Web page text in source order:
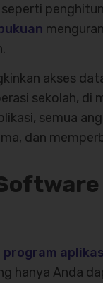
akses
sekolah, di
semua
dan
program
hanya Anda